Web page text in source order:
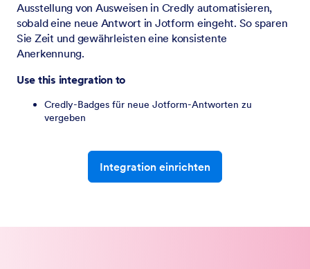
Ausstellung von Ausweisen in Credly automatisieren,
sobald eine neue Antwort in Jotform eingeht. So sparen
Sie Zeit und gewährleisten eine konsistente
Anerkennung.
Use this integration to
Credly-Badges für neue Jotform-Antworten zu
vergeben
Integration einrichten